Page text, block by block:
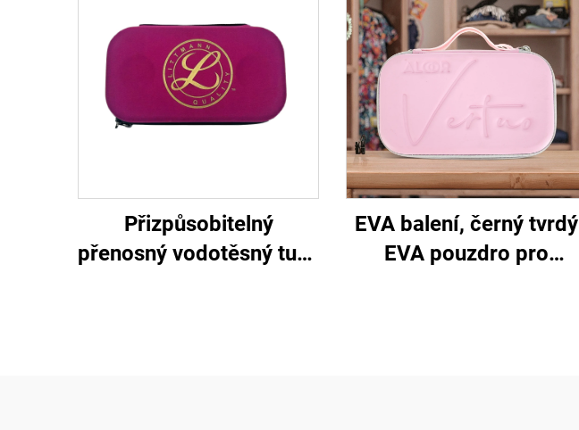
Přizpůsobitelný
přenosný vodotěsný tuhý
EVA balení, černý tvrdý
EVA pouzdro pro